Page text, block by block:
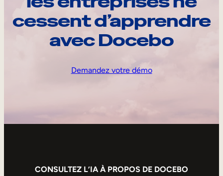
cessent d’apprendre
avec Docebo
Demandez votre démo
CONSULTEZ L’IA À PROPOS DE DOCEBO